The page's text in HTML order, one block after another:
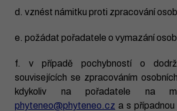
d. vznést námitku proti zpracování
e. požádat pořadatele o vymazání
f. v případě pochybností o
souvisejících se zpracováním
kdykoliv na pořadatele na
phyteneo@phyteneo.cz a s